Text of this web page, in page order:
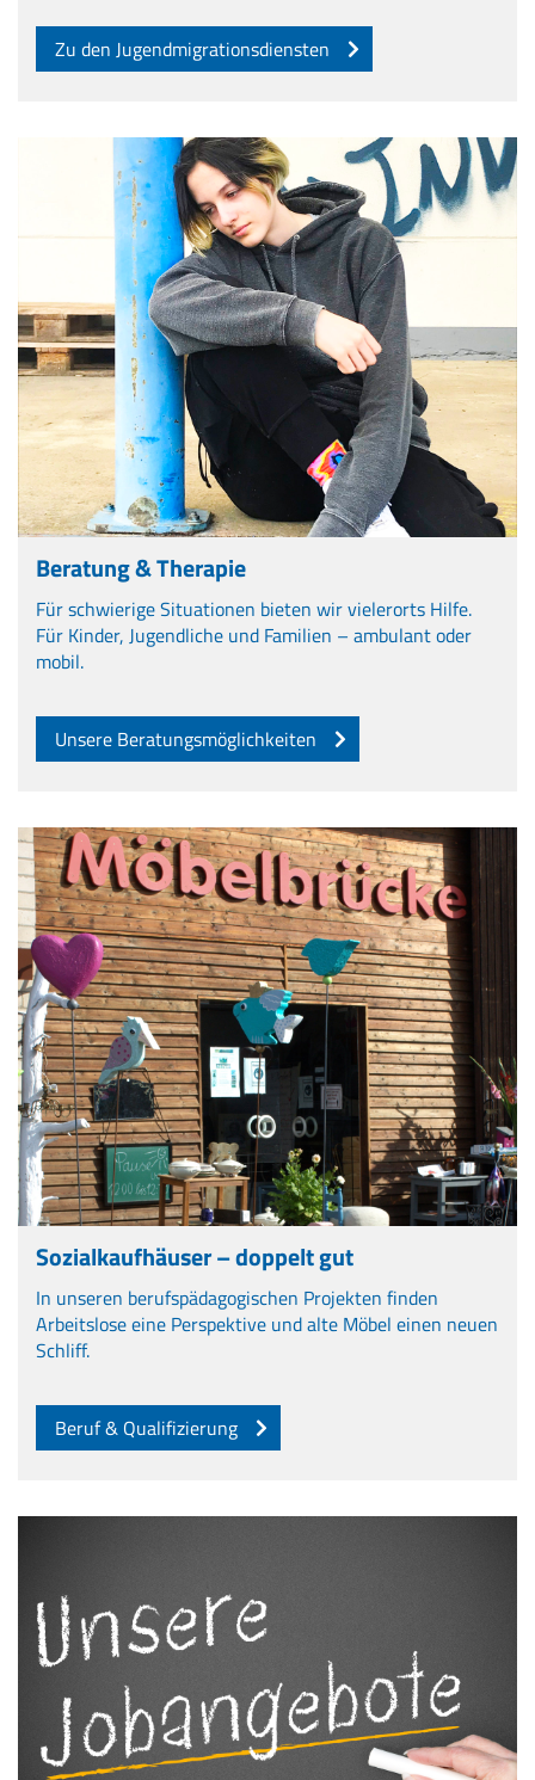
Zu den Jugendmigrationsdiensten
Beratung & Therapie
Für schwierige Situationen bieten wir vielerorts Hilfe.
Für Kinder, Jugendliche und Familien – ambulant oder
mobil.
Unsere Beratungsmöglichkeiten
Sozialkaufhäuser – doppelt gut
In unseren berufspädagogischen Projekten finden
Arbeitslose eine Perspektive und alte Möbel einen neuen
Schliff.
Beruf & Qualifizierung